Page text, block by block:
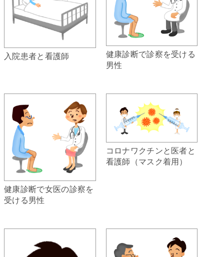
入院患者と看護師
健康診断で診察を受ける
男性
健康診断で女医の診察を
受ける男性
コロナワクチンと医者と
看護師（マスク着用）